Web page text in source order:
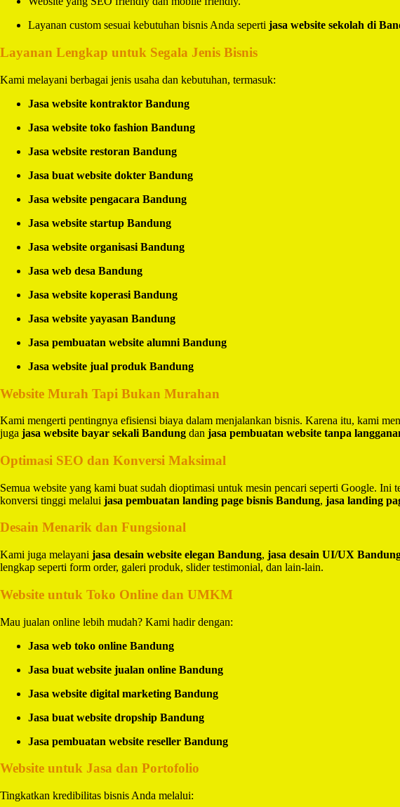
Layanan custom sesuai kebutuhan bisnis Anda seperti jasa website sekolah di
Layanan Lengkap untuk Segala Jenis Bisnis
Kami melayani berbagai jenis usaha dan kebutuhan, termasuk:
Jasa website kontraktor Bandung
Jasa website toko fashion Bandung
Jasa website restoran Bandung
Jasa buat website dokter Bandung
Jasa website pengacara Bandung
Jasa website startup Bandung
Jasa website organisasi Bandung
Jasa web desa Bandung
Jasa website koperasi Bandung
Jasa website yayasan Bandung
Jasa pembuatan website alumni Bandung
Jasa website jual produk Bandung
Website Murah Tapi Bukan Murahan
Kami mengerti pentingnya efisiensi biaya dalam menjalankan bisnis. Karena itu, kami
juga jasa website bayar sekali Bandung dan jasa pembuatan website tanpa
Optimasi SEO dan Konversi Maksimal
Semua website yang kami buat sudah dioptimasi untuk mesin pencari seperti Google.
konversi tinggi melalui jasa pembuatan landing page bisnis Bandung, jasa landing
Desain Menarik dan Fungsional
Kami juga melayani jasa desain website elegan Bandung, jasa desain UI/UX
lengkap seperti form order, galeri produk, slider testimonial, dan lain-lain.
Website untuk Toko Online dan UMKM
Mau jualan online lebih mudah? Kami hadir dengan:
Jasa web toko online Bandung
Jasa buat website jualan online Bandung
Jasa website digital marketing Bandung
Jasa buat website dropship Bandung
Jasa pembuatan website reseller Bandung
Website untuk Jasa dan Portofolio
Tingkatkan kredibilitas bisnis Anda melalui: